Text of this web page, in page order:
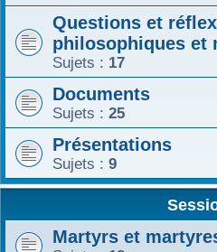
Questions et
philosophiques et
Sujets : 17
Documents
Sujets : 25
Présentations
Sujets : 9
Martyrs et